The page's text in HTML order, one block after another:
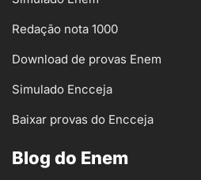
Redação nota 1000
Download de provas Enem
Simulado Encceja
Baixar provas do Encceja
Blog do Enem